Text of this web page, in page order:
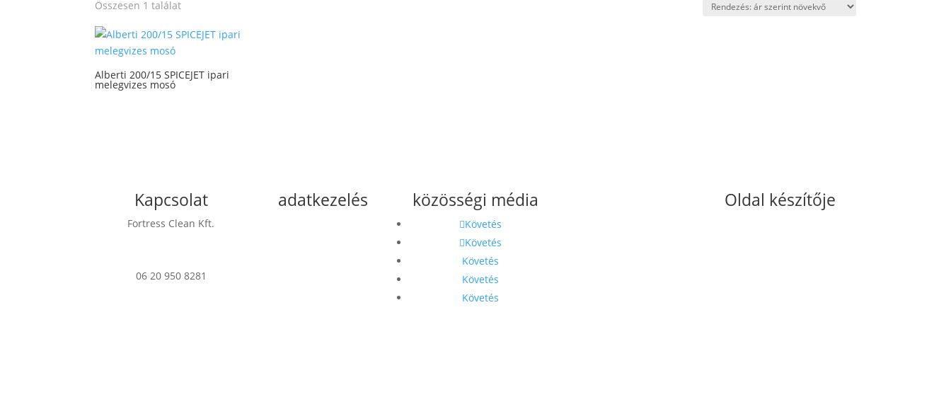
Összesen 1 találat
Alberti 200/15 SPICEJET ipari
melegvizes mosó
Kapcsolat
Fortress Clean Kft.
06 20 950 8281
adatkezelés közösségi média
Követés
Követés
Követés
Követés
Követés
Oldal készítője